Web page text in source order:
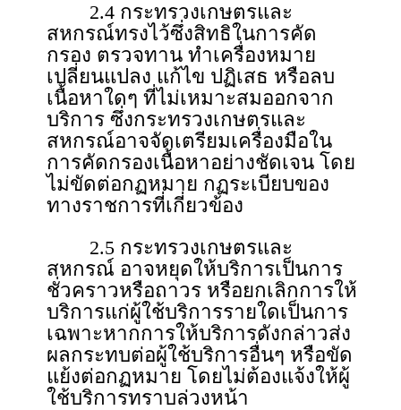
2.4 กระทรวงเกษตรและ
สหกรณ์ทรงไว้ซึ่งสิทธิในการคัด
กรอง ตรวจทาน ทําเครื่องหมาย
เปลี่ยนแปลง แก้ไข ปฏิเสธ หรือลบ
เนื้อหาใดๆ ที่ไม่เหมาะสมออกจาก
บริการ ซึ่งกระทรวงเกษตรและ
สหกรณ์อาจจัดเตรียมเครื่องมือใน
การคัดกรองเนื้อหาอย่างชัดเจน โดย
ไม่ขัดต่อกฏหมาย กฏระเบียบของ
ทางราชการที่เกี่ยวข้อง
2.5 กระทรวงเกษตรและ
สหกรณ์ อาจหยุดให้บริการเป็นการ
ชั่วคราวหรือถาวร หรือยกเลิกการให้
บริการแก่ผู้ใช้บริการรายใดเป็นการ
เฉพาะหากการให้บริการดังกล่าวส่ง
ผลกระทบต่อผู้ใช้บริการอื่นๆ หรือขัด
แย้งต่อกฏหมาย โดยไม่ต้องแจ้งให้ผู้
ใช้บริการทราบล่วงหน้า